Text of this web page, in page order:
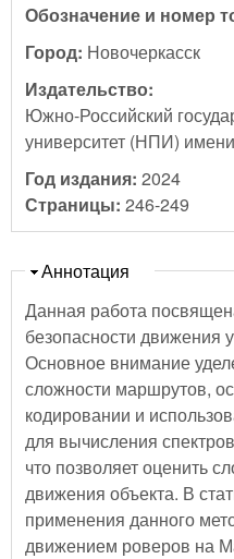
Обозначение и номер
Город: Новочеркасск
Издательство:
Южно-Российский
университет (НПИ)
Год издания: 2024
Страницы: 246-249
Скрыть
Аннотация
Данная работа
безопасности движения
Основное внимание
сложности маршрутов,
кодировании и
для вычисления
что позволяет оценить
движения объекта. В
применения данного
движением роверов на